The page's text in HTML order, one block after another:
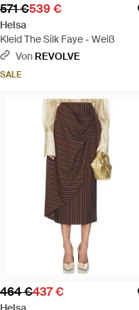
571 €539 €
Helsa
Kleid The Silk Faye - Weiß
Von REVOLVE
SALE
464 €437 €